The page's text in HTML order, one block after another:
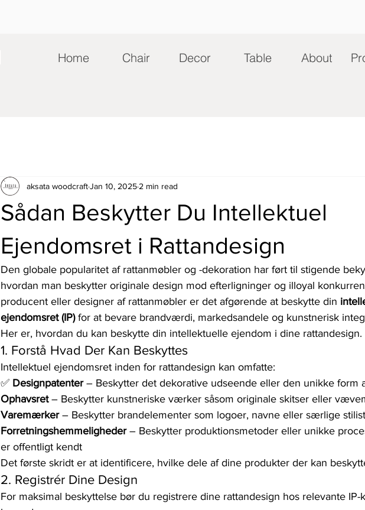
Home Chair Decor Table About
Sådan Beskytter Du Intellektuel
Ejendomsret i Rattandesign
aksata woodcraftJan 10, 2025 2 min read
Den globale popularitet af rattanmøbler og -dekoration har ført til stigende
hvordan man beskytter originale design mod efterligninger og illoyal
producent eller designer af rattanmøbler er det afgørende at beskytte din
ejendomsret (IP) for at bevare brandværdi, markedsandele og kunstnerisk
Her er, hvordan du kan beskytte din intellektuelle ejendom i dine rattandesign.
1. Forstå Hvad Der Kan Beskyttes
Intellektuel ejendomsret inden for rattandesign kan omfatte:
✅ Designpatenter – Beskytter det dekorative udseende eller den unikke form
Ophavsret – Beskytter kunstneriske værker såsom originale skitser eller
Varemærker – Beskytter brandelementer som logoer, navne eller særlige
Forretningshemmeligheder – Beskytter produktionsmetoder eller unikke
er offentligt kendt
Det første skridt er at identificere, hvilke dele af dine produkter der kan
2. Registrér Dine Design
For maksimal beskyttelse bør du registrere dine rattandesign hos relevante IP-